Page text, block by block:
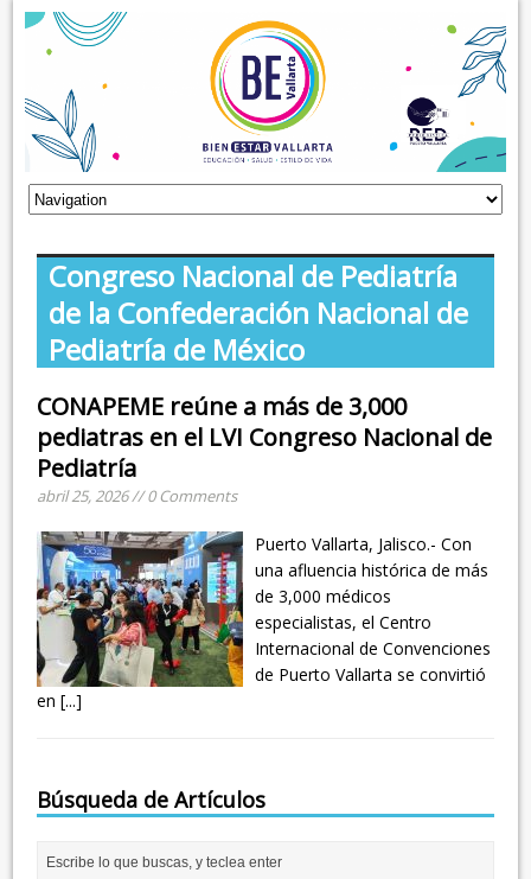
Congreso Nacional de Pediatría
de la Confederación Nacional de
Pediatría de México
CONAPEME reúne a más de 3,000
pediatras en el LVI Congreso Nacional de
Pediatría
abril 25, 2026 // 0 Comments
Puerto Vallarta, Jalisco.- Con
una afluencia histórica de más
de 3,000 médicos
especialistas, el Centro
Internacional de Convenciones
de Puerto Vallarta se convirtió
en[...]
Búsqueda de Artículos